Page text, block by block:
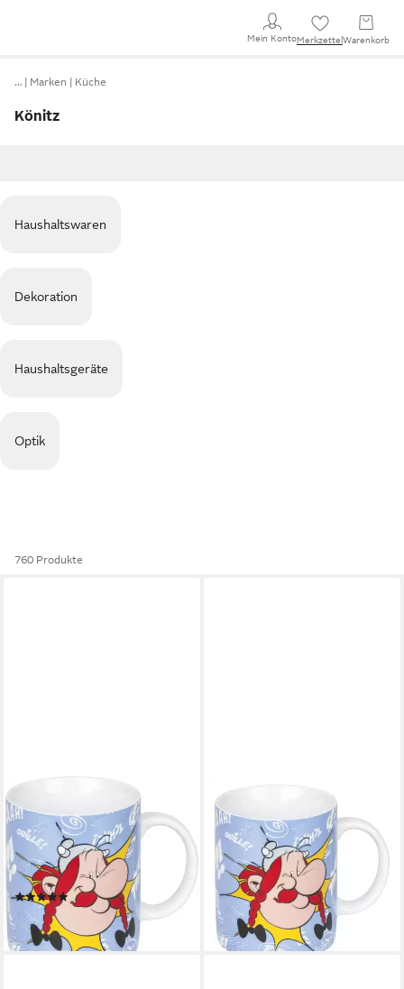
Mein KontoMerkzettel Warenkorb
… Marken Küche
Könitz
Haushaltswaren
Dekoration
Haushaltsgeräte
Optik
760 Produkte
Becher Becher Asterix-
Tchoc!., Porzellan, Könitz
Kaffeebecher Asterix
Teetasse Sammel-Becher
(1)
ab 12,90 €
lieferbar - in 2-3 Werktagen bei dir
KÖNITZ
Becher Asterix-Tchoc!,
Porzellan
16,03 €
lieferbar - in 9-11 Werktagen bei
dir